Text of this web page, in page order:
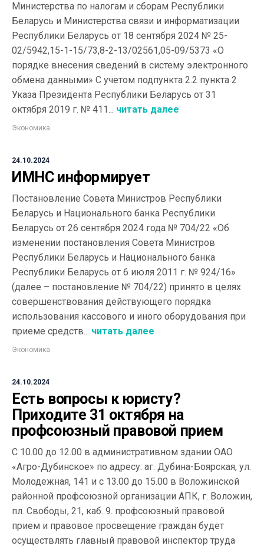
Министерства по налогам и сборам Республики
Беларусь и Министерства связи и информатизации
Республики Беларусь от 18 сентября 2024 № 25-
02/5942,15-1-15/73,8-2-13/02561,05-09/5373 «О
порядке внесения сведений в систему электронного
обмена данными» С учетом подпункта 2.2 пункта 2
Указа Президента Республики Беларусь от 31
октября 2019 г. № 411... читать далее
Экономика
24.10.2024
ИМНС информирует
Постановление Совета Министров Республики
Беларусь и Национального банка Республики
Беларусь от 26 сентября 2024 года № 704/22 «Об
изменении постановления Совета Министров
Республики Беларусь и Национального банка
Республики Беларусь от 6 июля 2011 г. № 924/16»
(далее – постановление № 704/22) принято в целях
совершенствования действующего порядка
использования кассового и иного оборудования при
приеме средств... читать далее
Экономика
24.10.2024
Есть вопросы к юристу?
Приходите 31 октября на
профсоюзный правовой прием
С 10.00 до 12.00 в административном здании ОАО
«Агро-Дубинское» по адресу: аг. Дубина-Боярская, ул.
Молодежная, 141 и с 13.00 до 15.00 в Воложинской
районной профсоюзной организации АПК, г. Воложин,
пл. Свободы, 21, каб. 9. профсоюзный правовой
прием и правовое просвещение граждан будет
осуществлять главный правовой инспектор труда